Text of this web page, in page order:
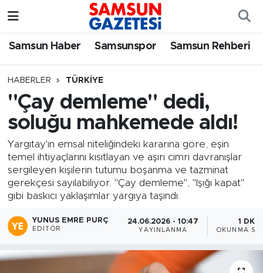
Samsun Haber Samsunspor Samsun Rehberi
HABERLER TÜRKIYE
"Çay demleme" dedi,
soluğu mahkemede aldı!
Yargıtay'ın emsal niteliğindeki kararına göre, eşin
temel ihtiyaçlarını kısıtlayan ve aşırı cimri davranışlar
sergileyen kişilerin tutumu boşanma ve tazminat
gerekçesi sayılabiliyor. "Çay demleme", "Işığı kapat"
gibi baskıcı yaklaşımlar yargıya taşındı.
YUNUS EMRE PURÇ
EDITÖR
24.06.2026 - 10:47
YAYINLANMA
1 DK
OKUNMA
Samsun Haber
Samsunspor
Samsun Rehberi
Resmi İlanlar
Samsun Nöbetçi Eczaneler
Samsun Hava Durumu
SAMSUN Namaz Vakitleri
Samsun Trafik Yoğunluk Haritası
Süper Lig Puan Durumu ve Fikstür
Tüm Manşetler
Son Dakika Haberleri
Haber Arşivi